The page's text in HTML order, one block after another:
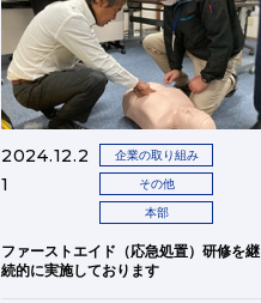
2024.12.2
1
企業の取り組み
その他
本部
ファーストエイド（応急処置）研修を継
続的に実施しております